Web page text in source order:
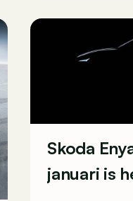
Skoda
januari is